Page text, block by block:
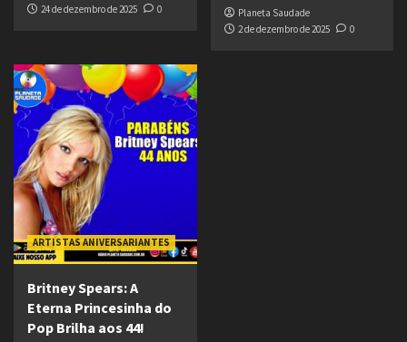
24 de dezembro de 2025
0
Planeta Saudade
2 de dezembro de 2025
0
ARTISTAS ANIVERSARIANTES
Britney Spears: A
Eterna Princesinha do
Pop Brilha aos 44!